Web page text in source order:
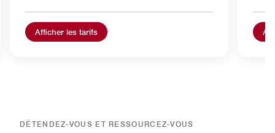
Afficher les tarifs
DÉTENDEZ-VOUS ET RESSOURCEZ-VOUS